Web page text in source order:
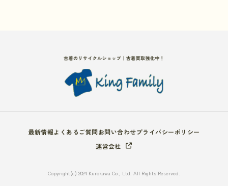
Copyright(c) 2024 Kurokawa Co., Ltd. All Rights Reserved.
最新情報よくあるご質問お問い合わせプライバシーポリシー
運営会社